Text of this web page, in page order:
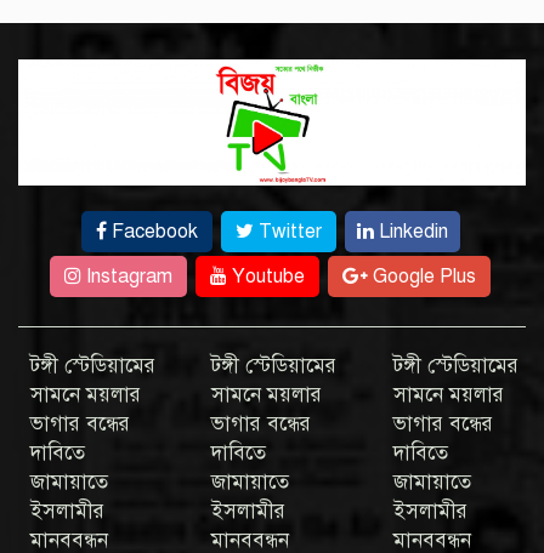
Facebook Twitter
Linkedin
Instagram
Youtube Google Plus
টঙ্গী স্টেডিয়ামের
সামনে ময়লার
ভাগার বন্ধের
দাবিতে
জামায়াতে
ইসলামীর
মানববন্ধন
টঙ্গী স্টেডিয়ামের
সামনে ময়লার
ভাগার বন্ধের
দাবিতে
জামায়াতে
ইসলামীর
মানববন্ধন
টঙ্গী স্টেডিয়ামের
সামনে ময়লার
ভাগার বন্ধের
দাবিতে
জামায়াতে
ইসলামীর
মানববন্ধন